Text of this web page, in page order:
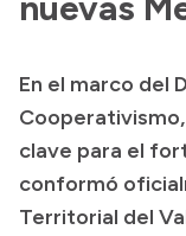
Presupuesto
Boletín Oficial
Compras y
Consulta de
En el marco del
clave para el
conformó
Territorial del